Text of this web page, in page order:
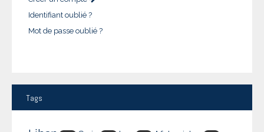
Identifiant oublié ?
Mot de passe oublié ?
Tags